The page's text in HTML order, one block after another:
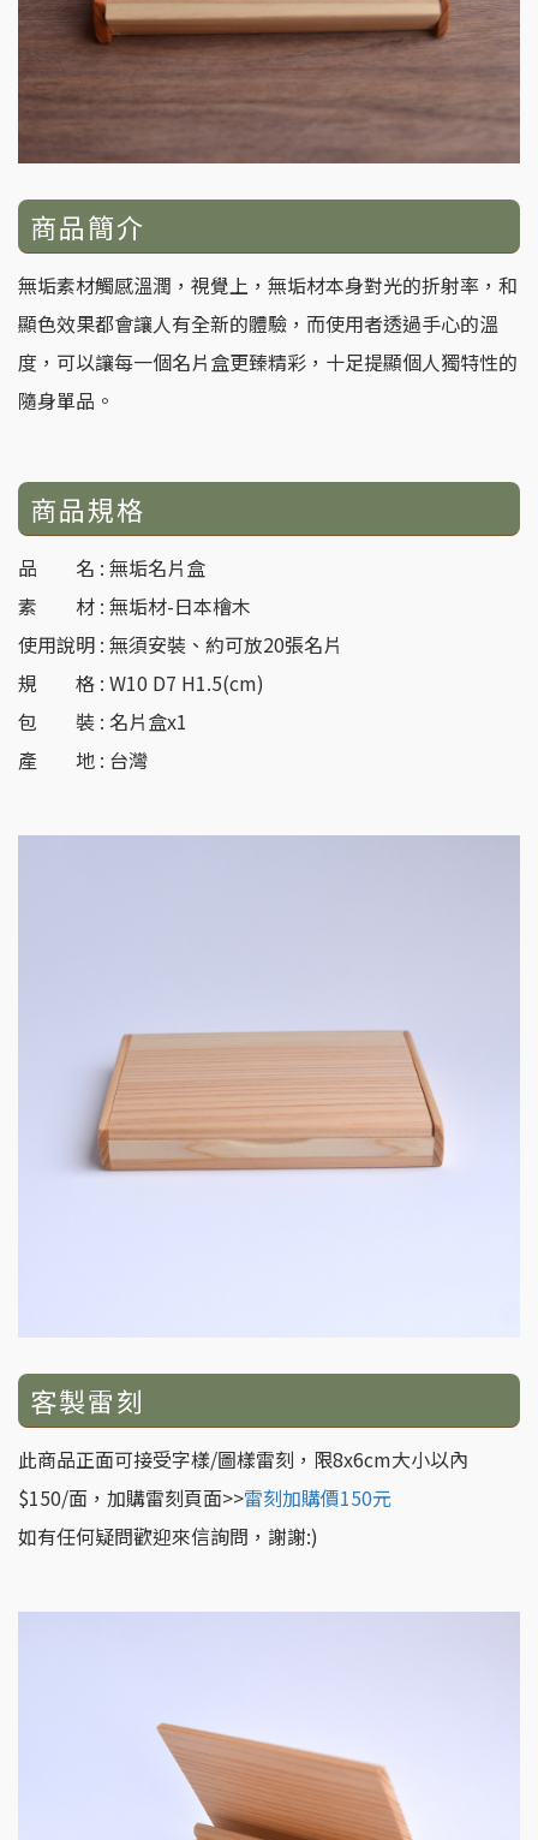
商品簡介
無垢素材觸感溫潤，視覺上，無垢材本身對光的折射率，和
顯色效果都會讓人有全新的體驗，而使用者透過手心的溫
度，可以讓每一個名片盒更臻精彩，十足提顯個人獨特性的
隨身單品。
商品規格
品 名 : 無垢名片盒
素 材 : 無垢材-日本檜木
使用說明 : 無須安裝、約可放20張名片
規 格 : W10 D7 H1.5(cm)
包 裝 : 名片盒x1
產 地 : 台灣
客製雷刻
此商品正面可接受字樣/圖樣雷刻，限8x6cm大小以內
$150/面，加購雷刻頁面>>雷刻加購價150元
如有任何疑問歡迎來信詢問，謝謝:)